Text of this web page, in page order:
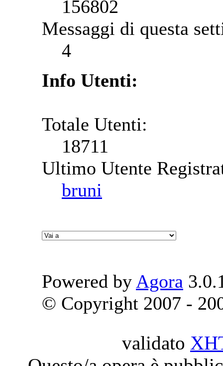
156802
Messaggi di questa
4
Info Utenti:
Totale Utenti:
18711
Ultimo Utente
bruni
Powered by Agora
© Copyright 2007 -
validato